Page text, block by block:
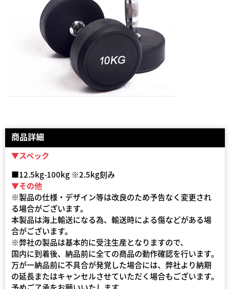
商品詳細
▼スペック
■12.5kg-100kg ※2.5kg刻み
▼その他
※製品の仕様・デザイン等は改良のため予告なく変更され
る場合がございます。
本製品は海上輸送になる為、輸送時による傷などがある場
合がございます。
※弊社の製品は基本的に受注生産となりますので、
国内に到着後、納品前に全ての商品の動作確認を行います。
万が一納品前に不具合が発覚した場合には、弊社より納期
の延長またはキャンセルさせていただく場合もございます。